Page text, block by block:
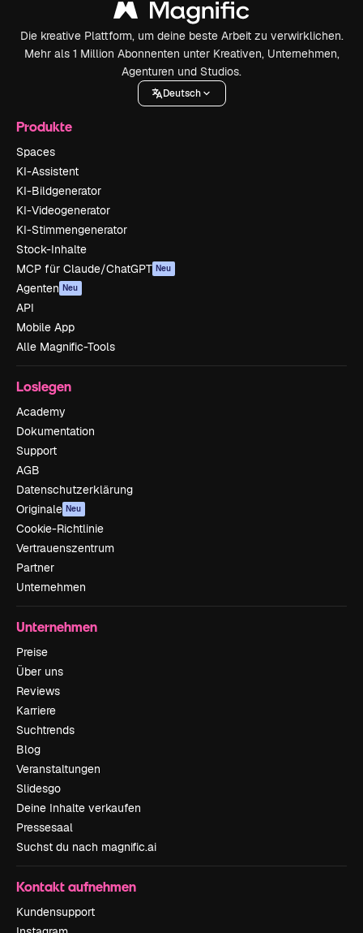
Die kreative Plattform, um deine beste Arbeit zu verwirklichen.
Mehr als 1 Million Abonnenten unter Kreativen, Unternehmen,
Agenturen und Studios.
Deutsch
Produkte
Spaces
KI-Assistent
KI-Bildgenerator
KI-Videogenerator
KI-Stimmengenerator
Stock-Inhalte
MCP für Claude/ChatGPT Neu
Agenten Neu
API
Mobile App
Alle Magnific-Tools
Loslegen
Academy
Dokumentation
Support
AGB
Datenschutzerklärung
Originale Neu
Cookie-Richtlinie
Vertrauenszentrum
Partner
Unternehmen
Unternehmen
Preise
Über uns
Reviews
Karriere
Suchtrends
Blog
Veranstaltungen
Slidesgo
Deine Inhalte verkaufen
Pressesaal
Suchst du nach magnific.ai
Kontakt aufnehmen
Kundensupport